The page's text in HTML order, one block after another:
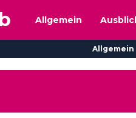
Allgemein
Allgemein